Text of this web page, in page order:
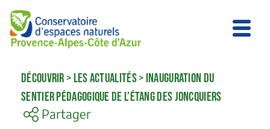
DÉCOUVRIR >LES ACTUALITÉS>INAUGURATION DU
SENTIER PÉDAGOGIQUE DE L’ÉTANG DES JONCQUIERS
Partager